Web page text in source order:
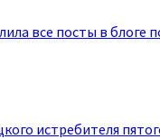
все посты в блоге
истребителя